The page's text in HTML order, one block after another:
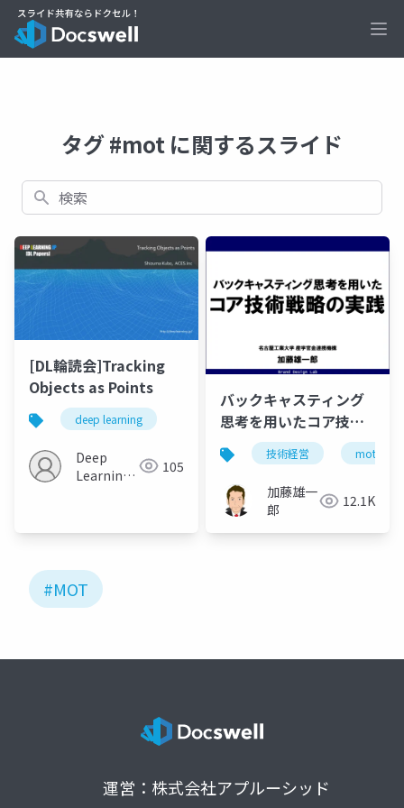
タグ #mot に関するスライド
検索
[DL輪読会]Tracking
Objects as Points
deep learning
Deep
Learning
105
バックキャスティング
思考を用いたコア技術
戦略の実践
技術経営 mot
加藤雄一
郎
12.1K
#MOT
運営：株式会社アプルーシッド